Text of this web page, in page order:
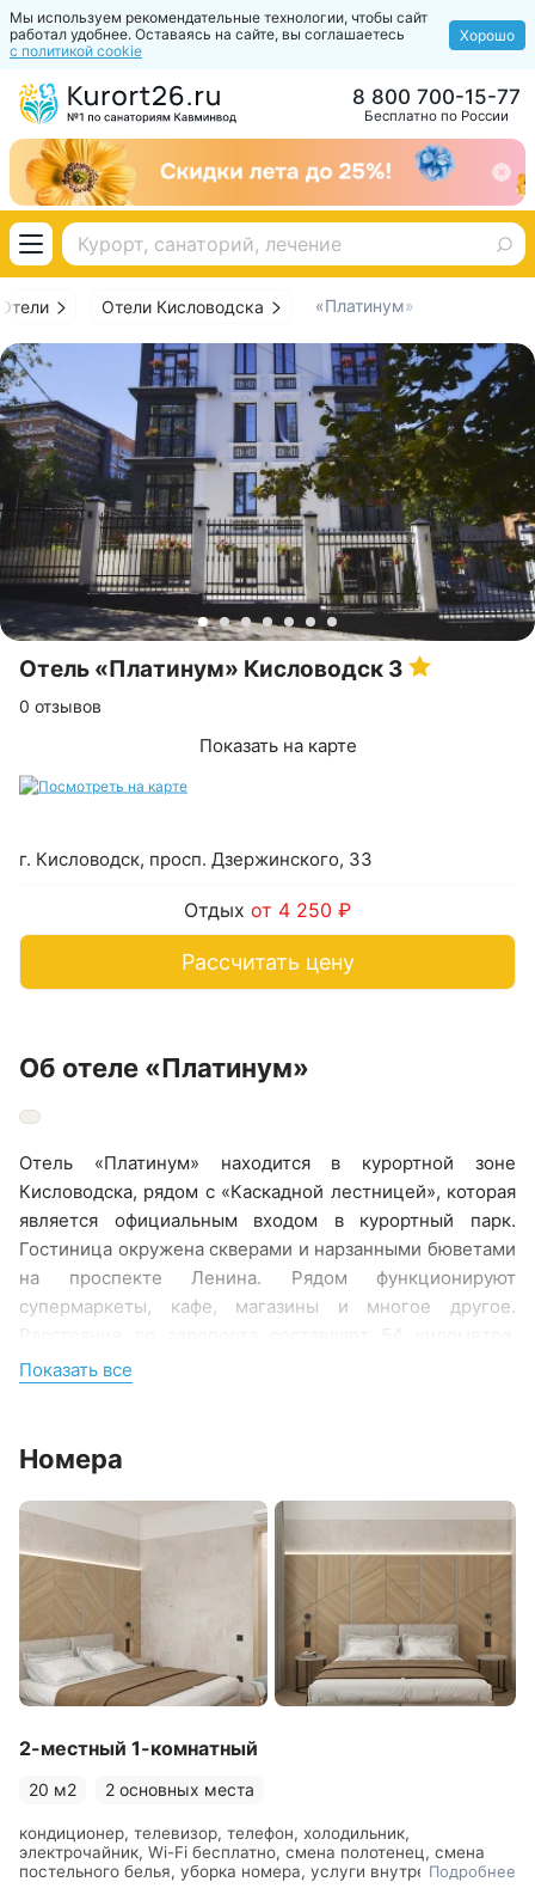
Мы используем рекомендательные технологии, чтобы сайт
работал удобнее. Оставаясь на сайте, вы соглашаетесь
с политикой cookie
Хорошо
Бесплатно по России
8 800 700-15-77
Отели Отели Кисловодска «Платинум»
Отель «Платинум» Кисловодск 3
Показать на карте
г. Кисловодск, просп. Дзержинского, 33
0 отзывов
Отдых от 4 250 ₽
Рассчитать цену
Об отеле «Платинум»
Отель «Платинум» находится в курортной зоне
Кисловодска, рядом с «Каскадной лестницей», которая
является официальным входом в курортный парк.
Гостиница окружена скверами и нарзанными бюветами
на проспекте Ленина. Рядом функционируют
супермаркеты, кафе, магазины и многое другое.
Добраться до железнодорожного вокзала можно за 5
комнатах выполнен современный ремонт. Каждый
оформления. Wi-Fi, телевидение, кондиционирование
воздуха, душ, фены, халаты и тапочки, холодильники,
односпальные и двуспальные кровати, электрические
чайники, чайные наборы: все эти удобства доступны
гостям отеля. Санузел с душевой кабиной.
На территории отеля работает кафе, в котором гости
могут насладиться вкусными блюдами и напитками. Для
Показать все
Номера
2-местный 1-комнатный
20 м2 2 основных места
кондиционер, телевизор, телефон, холодильник,
электрочайник, Wi-Fi бесплатно, смена полотенец, смена
постельного белья, уборка номера, услуги внутреннейПодробнее